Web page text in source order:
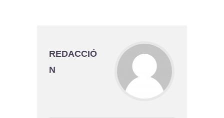
REDACCIÓ
N